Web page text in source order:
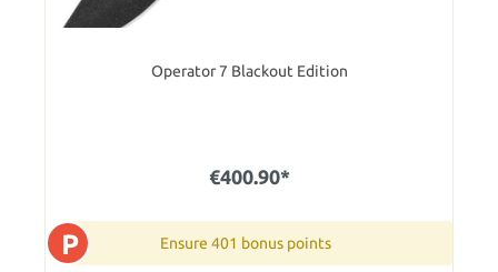
Operator 7 Blackout Edition
€400.90*
P Ensure 401 bonus points